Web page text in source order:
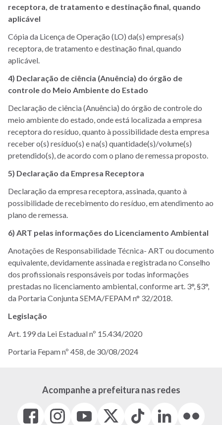
receptora, de tratamento e destinação final, quando
aplicável
Cópia da Licença de Operação (LO) da(s) empresa(s)
receptora, de tratamento e destinação final, quando
aplicável.
4) Declaração de ciência (Anuência) do órgão de
controle do Meio Ambiente do Estado
Declaração de ciência (Anuência) do órgão de controle do
meio ambiente do estado, onde está localizada a empresa
receptora do resíduo, quanto à possibilidade desta empresa
receber o(s) resíduo(s) e na(s) quantidade(s)/volume(s)
pretendido(s), de acordo com o plano de remessa proposto.
5) Declaração da Empresa Receptora
Declaração da empresa receptora, assinada, quanto à
possibilidade de recebimento do resíduo, em atendimento ao
plano de remessa.
6) ART pelas informações do Licenciamento Ambiental
Anotações de Responsabilidade Técnica- ART ou documento
equivalente, devidamente assinada e registrada no Conselho
dos profissionais responsáveis por todas informações
prestadas no licenciamento ambiental, conforme art. 3°, §3°,
da Portaria Conjunta SEMA/FEPAM n° 32/2018.
Legislação
Art. 199 da Lei Estadual nº 15.434/2020
Portaria Fepam nº 458, de 30/08/2024
Acompanhe a prefeitura nas redes
Facebook
(link
Instagram
(link
(link
(Antigo
Tiktok
(link
LinkedIn
(link
(link